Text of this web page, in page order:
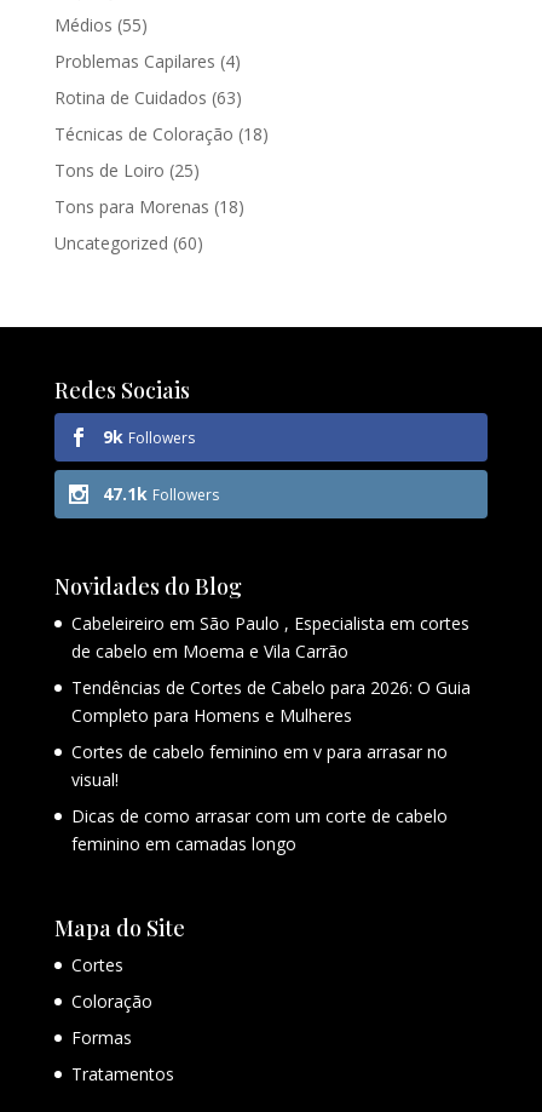
Médios (55)
Problemas Capilares (4)
Rotina de Cuidados (63)
Técnicas de Coloração (18)
Tons de Loiro (25)
Tons para Morenas (18)
Uncategorized (60)
Redes Sociais
9k Followers
47.1k Followers
Novidades do Blog
Cabeleireiro em São Paulo , Especialista em cortes
de cabelo em Moema e Vila Carrão
Tendências de Cortes de Cabelo para 2026: O Guia
Completo para Homens e Mulheres
Cortes de cabelo feminino em v para arrasar no
visual!
Dicas de como arrasar com um corte de cabelo
feminino em camadas longo
Mapa do Site
Cortes
Coloração
Formas
Tratamentos